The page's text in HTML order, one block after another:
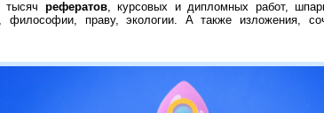
тысяч рефератов, курсовых и дипломных работ,
философии, праву, экологии. А также изложения,